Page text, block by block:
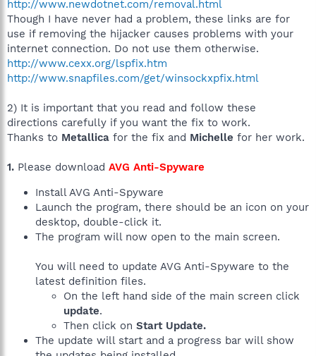
http://www.newdotnet.com/removal.html
Though I have never had a problem, these links are for
use if removing the hijacker causes problems with your
internet connection. Do not use them otherwise.
http://www.cexx.org/lspfix.htm
http://www.snapfiles.com/get/winsockxpfix.html
2) It is important that you read and follow these
directions carefully if you want the fix to work.
Thanks to Metallica for the fix and Michelle for her work.
1. Please download AVG Anti-Spyware
Install AVG Anti-Spyware
Launch the program, there should be an icon on your
desktop, double-click it.
The program will now open to the main screen.
You will need to update AVG Anti-Spyware to the
latest definition files.
On the left hand side of the main screen click
update.
Then click on Start Update.
The update will start and a progress bar will show